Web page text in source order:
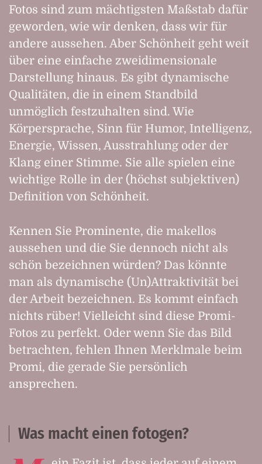
Fotos sind zum mächtigsten Maßstab dafür
geworden, wie wir denken, dass wir für
andere aussehen. Aber Schönheit geht weit
über eine einfache zweidimensionale
Darstellung hinaus. Es gibt dynamische
Qualitäten, die in einem Standbild
unmöglich festzuhalten sind. Wie
Körpersprache, Sinn für Humor, Intelligenz,
Energie, Wissen, Ausstrahlung oder der
Klang einer Stimme. Sie alle spielen eine
wichtige Rolle in der (höchst subjektiven)
Definition von Schönheit.
Kennen Sie Prominente, die makellos
aussehen und die Sie dennoch nicht als
schön bezeichnen würden? Das könnte
man als dynamische (Un)Attraktivität bei
der Arbeit bezeichnen. Es kommt einfach
nichts rüber! Vielleicht sind diese Promi-
Fotos zu perfekt. Oder wenn Sie das Bild
betrachten, fehlen Ihnen Merklmale beim
Promi, die gerade Sie persönlich
ansprechen.
Was macht einen fotogen?